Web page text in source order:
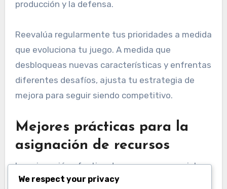
producción y la defensa.
Reevalúa regularmente tus prioridades a medida
que evoluciona tu juego. A medida que
desbloqueas nuevas características y enfrentas
diferentes desafíos, ajusta tu estrategia de
mejora para seguir siendo competitivo.
Mejores prácticas para la
asignación de recursos
La asignación efectiva de recursos es crucial
para maximizar el impacto de las mejoras.
We respect your privacy